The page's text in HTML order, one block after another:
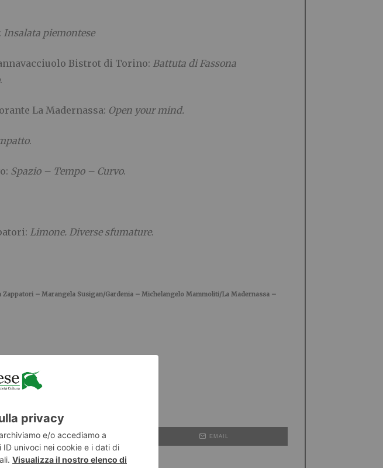
Insalata piemontese
Bistrot di Torino: Battuta di Fassona
.
La Madernassa: Open your mind.
.
Spazio – Tempo – Curvo.
Limone. Diverse sfumature.
– Marangela Susigan/Gardenia – Michelangelo Mammoliti/La Madernassa –
WHATSAPP EMAIL